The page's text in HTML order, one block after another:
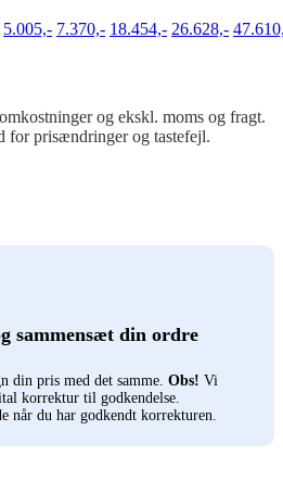
5.005,- 7.370,- 18.454,- 26.628,-
og ekskl. moms og fragt.
for prisændringer og tastefejl.
sammensæt din ordre
din pris med det samme. Obs! Vi
korrektur til godkendelse.
når du har godkendt korrekturen.